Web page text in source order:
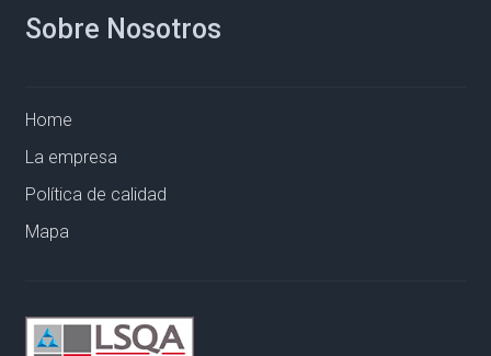
Sobre Nosotros
Home
La empresa
Política de calidad
Mapa